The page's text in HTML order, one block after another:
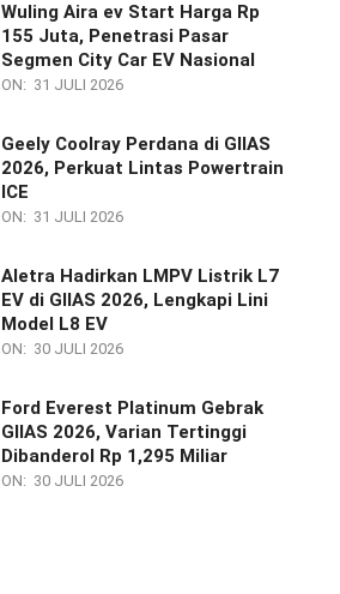
Wuling Aira ev Start Harga Rp
155 Juta, Penetrasi Pasar
Segmen City Car EV Nasional
ON: 31 JULI 2026
Geely Coolray Perdana di GIIAS
2026, Perkuat Lintas Powertrain
ICE
ON: 31 JULI 2026
Aletra Hadirkan LMPV Listrik L7
EV di GIIAS 2026, Lengkapi Lini
Model L8 EV
ON: 30 JULI 2026
Ford Everest Platinum Gebrak
GIIAS 2026, Varian Tertinggi
Dibanderol Rp 1,295 Miliar
ON: 30 JULI 2026